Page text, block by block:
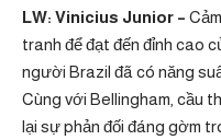
LW: Vinicius Junior –
tranh để đạt đến đỉnh cao
người Brazil đã có năng
Cùng với Bellingham, cầu
lại sự phản đối đáng gờm